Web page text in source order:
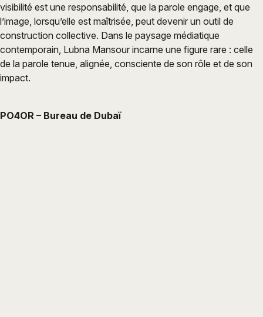
visibilité est une responsabilité, que la parole engage, et que
l’image, lorsqu’elle est maîtrisée, peut devenir un outil de
construction collective. Dans le paysage médiatique
contemporain, Lubna Mansour incarne une figure rare : celle
de la parole tenue, alignée, consciente de son rôle et de son
impact.
PO4OR – Bureau de Dubaï